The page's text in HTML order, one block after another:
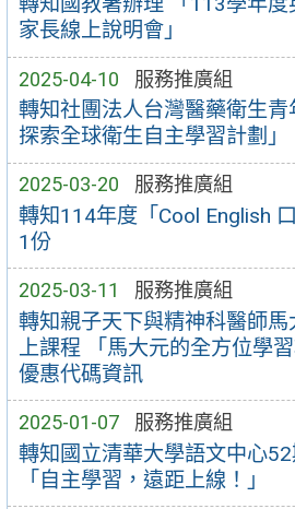
家長線上說明會」
2025-04-10 服務推廣組
轉知社團法人台灣醫藥衛生
探索全球衛生自主學習計劃」
2025-03-20 服務推廣組
轉知114年度「Cool English
1份
2025-03-11 服務推廣組
轉知親子天下與精神科醫師
上課程 「馬大元的全方位學
優惠代碼資訊
2025-01-07 服務推廣組
轉知國立清華大學語文中心
「自主學習，遠距上線！」